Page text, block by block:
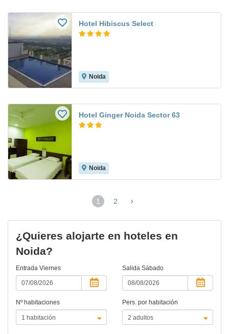
Hotel Hibiscus Select
Noida
Hotel Ginger Noida Sector 63
Noida
1
(página
2
¿Quieres alojarte en hoteles en
Noida?
Entrada Viernes Salida Sábado
Nº habitaciones Pers. por habitación